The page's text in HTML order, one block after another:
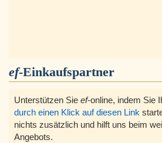
ef-Einkaufspartner
Unterstützen Sie ef-online, indem Sie
durch einen Klick auf diesen Link
nichts zusätzlich und hilft uns beim
Angebots.